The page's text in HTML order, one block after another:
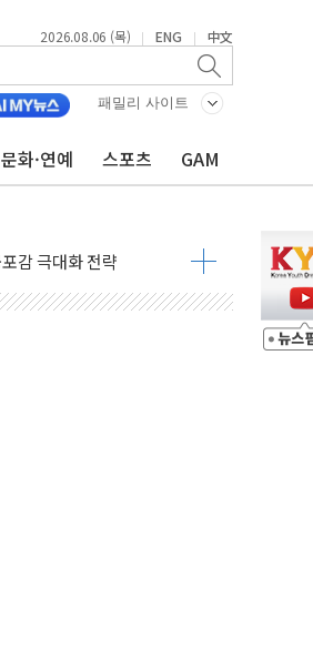
2026.08.06 (목) | ENG | 中文
패밀리 사이트
문화·연예 스포츠 GAM
감 극대화 전략
…마진 잔액은 사상 최고